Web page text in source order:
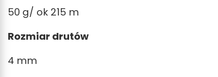
50 g/ ok 215 m
Rozmiar drutów
4 mm